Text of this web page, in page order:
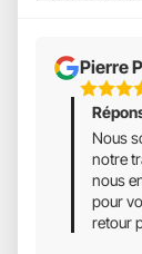
Pierre
5
Étoiles
Sur
Nous
notre
nous
pour
retour